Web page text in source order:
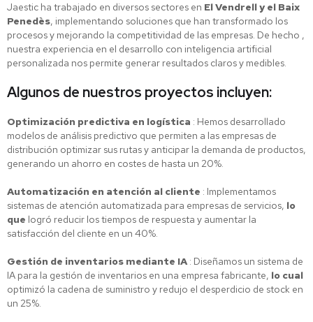
Jaestic ha trabajado en diversos sectores en El Vendrell y el Baix
Penedès, implementando soluciones que han transformado los
procesos y mejorando la competitividad de las empresas. De hecho ,
nuestra experiencia en el desarrollo con inteligencia artificial
personalizada nos permite generar resultados claros y medibles.
Algunos de nuestros proyectos incluyen:
Optimización predictiva en logística : Hemos desarrollado
modelos de análisis predictivo que permiten a las empresas de
distribución optimizar sus rutas y anticipar la demanda de productos,
generando un ahorro en costes de hasta un 20%.
Automatización en atención al cliente : Implementamos
sistemas de atención automatizada para empresas de servicios, lo
que logró reducir los tiempos de respuesta y aumentar la
satisfacción del cliente en un 40%.
Gestión de inventarios mediante IA: Diseñamos un sistema de
IA para la gestión de inventarios en una empresa fabricante, lo cual
optimizó la cadena de suministro y redujo el desperdicio de stock en
un 25%.